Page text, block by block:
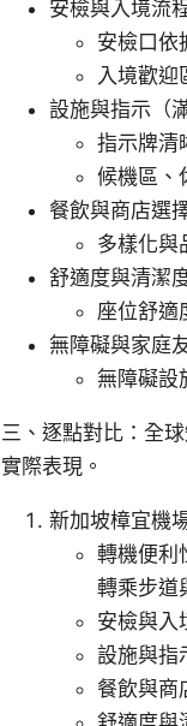
安檢與入境流
安檢口依
入境歡迎
設施與指示（
指示牌清
候機區、
餐飲與商店選
多樣化與
舒適度與清潔
座位舒適
無障礙與家庭
無障礙設
三、逐點對比：全
實際表現。
新加坡樟宜機
轉機便利
轉乘步道
安檢與入
設施與指
餐飲與商